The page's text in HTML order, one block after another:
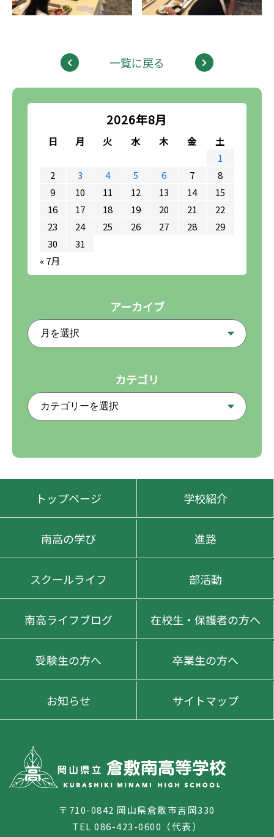
2026年8月
日 月 火 水 木 金
土
1
2
3 4 5 6 7
8
9
10 11 12 13 14
15
16
17 18 19 20 21
22
23
24 25 26 27 28
29
30
31
« 7月
アーカイブ
カテゴリ
一覧に戻る
〒710-0842 岡山県倉敷市吉岡330
TEL 086-423-0600（代表）
トップページ 学校紹介
南高の学び 進路
スクールライフ 部活動
南高ライフブログ 在校生・保護者の方へ
受験生の方へ 卒業生の方へ
お知らせ サイトマップ